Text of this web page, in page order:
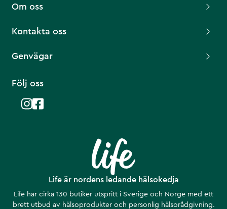
Life är nordens ledande hälsokedja
Life har cirka 130 butiker utspritt i Sverige och Norge med ett
brett utbud av hälsoprodukter och personlig hälsorådgivning.
Om oss
Kontakta oss
Genvägar
Följ oss